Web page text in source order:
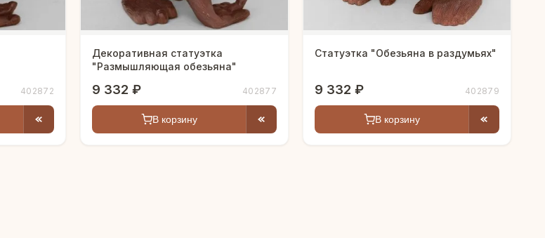
402872
Декоративная статуэтка
"Размышляющая обезьяна"
9 332 ₽ 402877
В корзину
Статуэтка "Обезьяна в раздумьях"
9 332 ₽ 402879
В корзину